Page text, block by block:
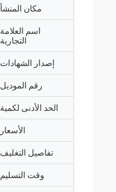
مكان المنشأ
اسم العلامة
التجارية
إصدار الشهادات
رقم الموديل
الحد الأدنى لكمية
الأسعار
تفاصيل التغليف
وقت التسليم